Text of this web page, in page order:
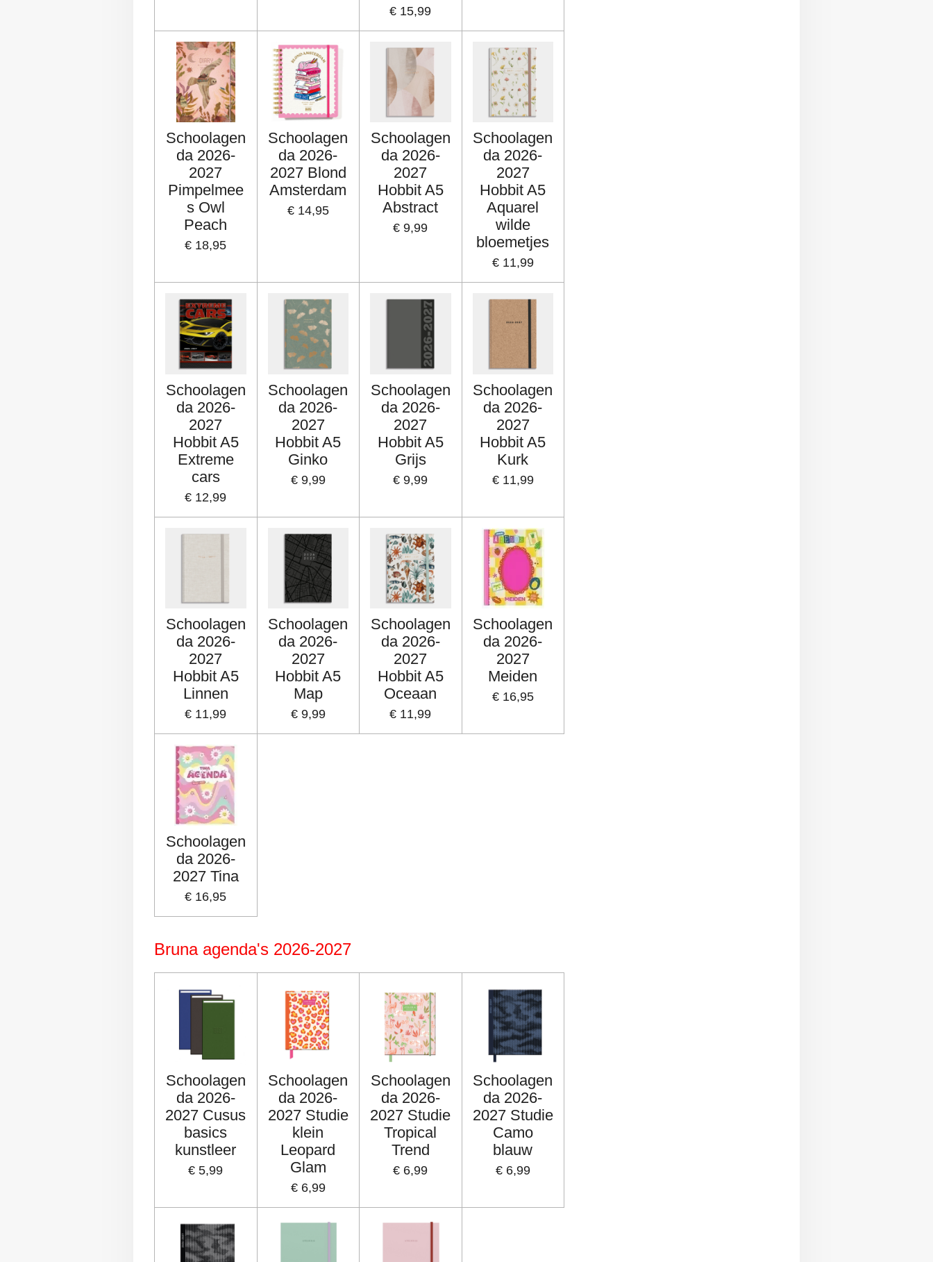
€ 15,99
Schoolagen
da 2026-
2027
Pimpelmee
s Owl
Peach
€ 18,95
Schoolagen
da 2026-
2027 Blond
Amsterdam
€ 14,95
Schoolagen
da 2026-
2027
Hobbit A5
Abstract
€ 9,99
Schoolagen
da 2026-
2027
Hobbit A5
Aquarel
wilde
bloemetjes
€ 11,99
Schoolagen
da 2026-
2027
Hobbit A5
Extreme
cars
€ 12,99
Schoolagen
da 2026-
2027
Hobbit A5
Ginko
€ 9,99
Schoolagen
da 2026-
2027
Hobbit A5
Grijs
€ 9,99
Schoolagen
da 2026-
2027
Hobbit A5
Kurk
€ 11,99
Schoolagen
da 2026-
2027
Hobbit A5
Linnen
€ 11,99
Schoolagen
da 2026-
2027
Hobbit A5
Map
€ 9,99
Schoolagen
da 2026-
2027
Hobbit A5
Oceaan
€ 11,99
Schoolagen
da 2026-
2027
Meiden
€ 16,95
Schoolagen
da 2026-
2027 Tina
€ 16,95
Bruna agenda's 2026-2027
Schoolagen
da 2026-
2027 Cusus
basics
kunstleer
€ 5,99
Schoolagen
da 2026-
2027 Studie
klein
Leopard
Glam
€ 6,99
Schoolagen
da 2026-
2027 Studie
Tropical
Trend
€ 6,99
Schoolagen
da 2026-
2027 Studie
Camo
blauw
€ 6,99